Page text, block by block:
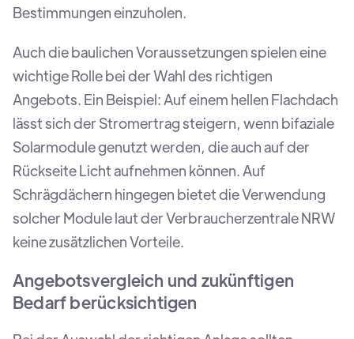
Bestimmungen einzuholen.
Auch die baulichen Voraussetzungen spielen eine
wichtige Rolle bei der Wahl des richtigen
Angebots. Ein Beispiel: Auf einem hellen Flachdach
lässt sich der Stromertrag steigern, wenn bifaziale
Solarmodule genutzt werden, die auch auf der
Rückseite Licht aufnehmen können. Auf
Schrägdächern hingegen bietet die Verwendung
solcher Module laut der Verbraucherzentrale NRW
keine zusätzlichen Vorteile.
Angebotsvergleich und zukünftigen
Bedarf berücksichtigen